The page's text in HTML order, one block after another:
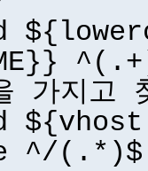
가지고
^/(.*)$